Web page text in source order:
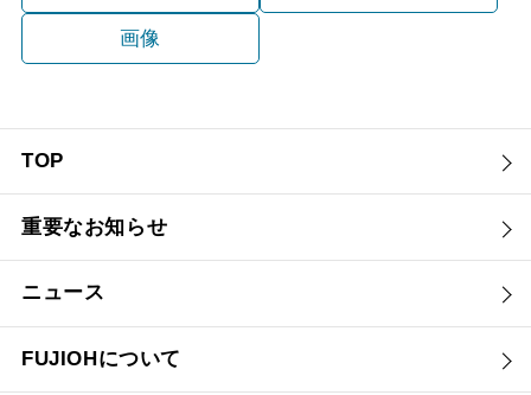
画像
TOP
重要なお知らせ
ニュース
FUJIOHについて